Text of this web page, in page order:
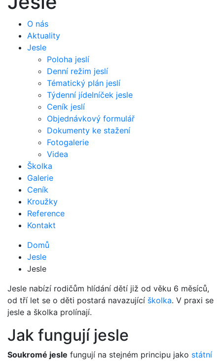
O nás
Aktuality
Jesle
Poloha jeslí
Denní režim jeslí
Tématický plán jeslí
Týdenní jídelníček jesle
Ceník jeslí
Objednávkový formulář
Dokumenty ke stažení
Fotogalerie
Videa
Školka
Galerie
Ceník
Kroužky
Reference
Kontakt
Domů
Jesle
Jesle
Jesle nabízí rodičům hlídání dětí již od věku 6 měsíců,
od tří let se o děti postará navazující školka. V praxi se
jesle a školka prolínají.
Jak fungují jesle
Soukromé jesle fungují na stejném principu jako státní